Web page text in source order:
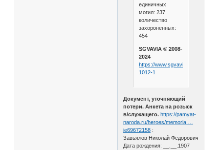
единичных
могил: 237
количество
захороненных:
454
SGVAVIA © 2008-
2024
https://www.sgvavia.ru/forum/
1012-1
Документ, уточняющий
потери. Анкета на розыск
в/служащего. https://pamyat-
naroda.ru/heroes/memoria …
ie69672158 :
Завьялов Николай Федорович
Дата рождения: __.__.1907